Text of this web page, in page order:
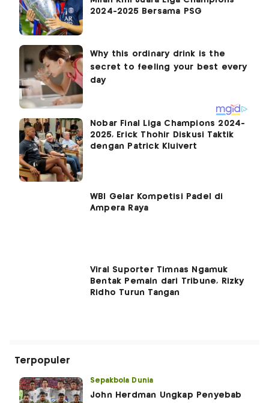
2024-2025 Bersama PSG
Nobar Final Liga Champions 2024-
2025, Erick Thohir Diskusi Taktik
dengan Patrick Kluivert
WBI Gelar Kompetisi Padel di
Ampera Raya
Viral Suporter Timnas Ngamuk
Bentak Pemain dari Tribune, Rizky
Ridho Turun Tangan
Terpopuler
Sepakbola Dunia
John Herdman Ungkap Penyebab